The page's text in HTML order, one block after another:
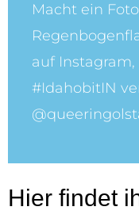
Macht ein
auf
#IdahobitIN
Hier findet